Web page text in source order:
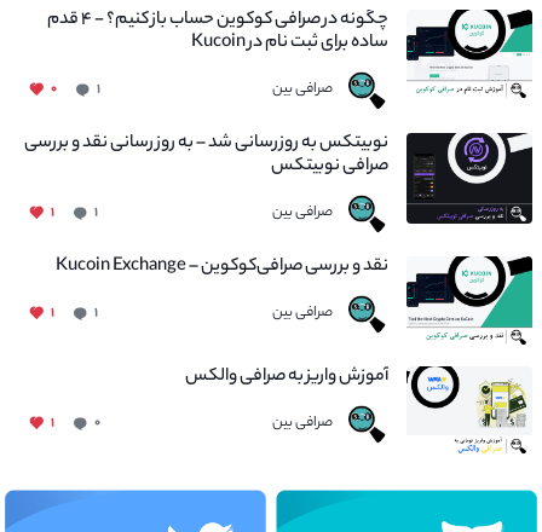
چگونه در صرافی کوکوین حساب باز کنیم؟ - ۴ قدم
ساده برای ثبت نام در Kucoin
صرافی بین ۱ ۰
نوبیتکس به روزرسانی شد – به روز رسانی نقد و بررسی
صرافی نوبیتکس
صرافی بین ۱ ۱
نقد و بررسی صرافی‌کوکوین – Kucoin Exchange
صرافی بین ۱ ۱
آموزش واریز به صرافی والکس
صرافی بین ۰ ۱